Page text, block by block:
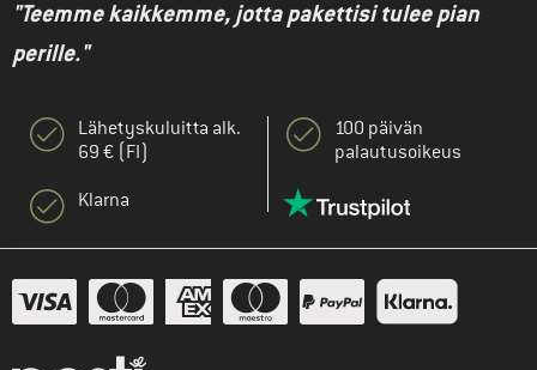
"Teemme kaikkemme, jotta pakettisi tulee pian
perille."
Lähetyskuluitta alk.
69 € (FI)
Klarna
100 päivän
palautusoikeus